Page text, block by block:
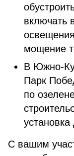
включать
мощение
В Южно-
Парк
по
С вашим